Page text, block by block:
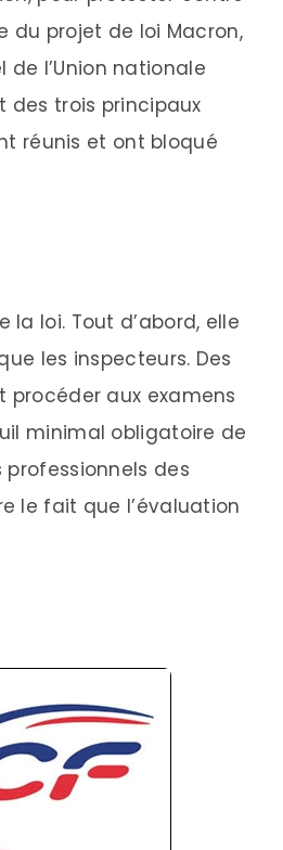
du projet de loi Macron,
l’Union nationale
des trois principaux
réunis et ont bloqué
loi. Tout d’abord, elle
les inspecteurs. Des
procéder aux examens
minimal obligatoire de
des
le fait que l’évaluation